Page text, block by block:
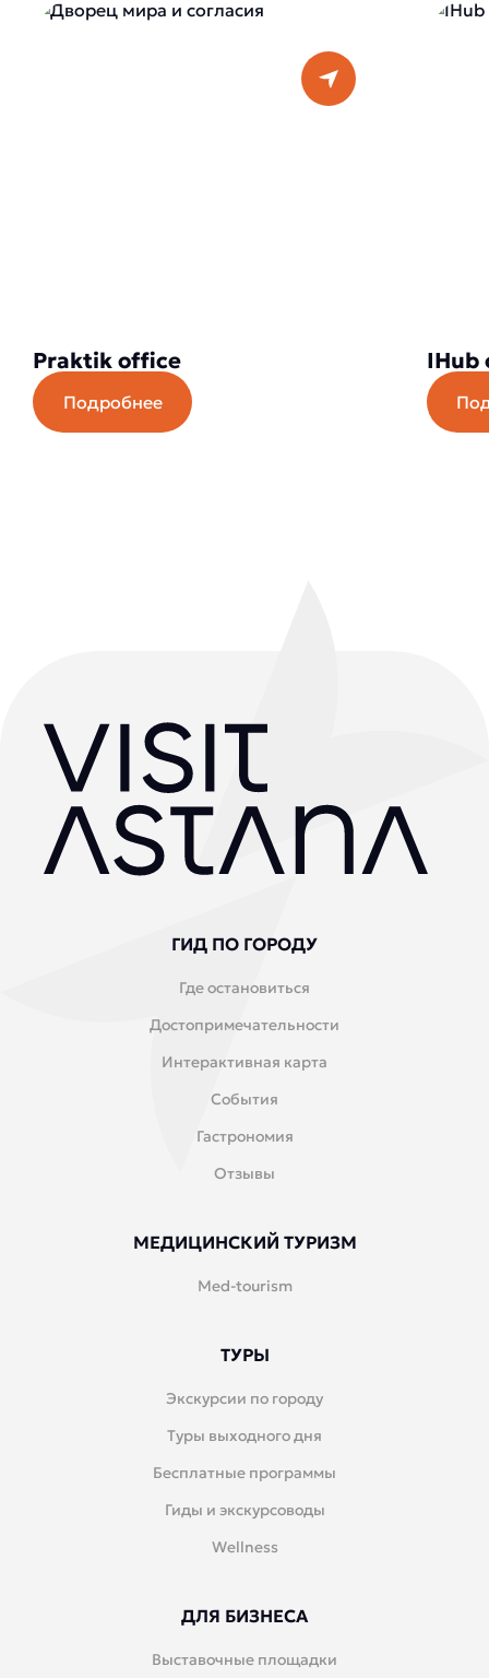
Praktik office
Подробнее
IHub
ГИД ПО ГОРОДУ
Где остановиться
Достопримечательности
Интерактивная карта
События
Гастрономия
Отзывы
МЕДИЦИНСКИЙ ТУРИЗМ
Med-tourism
ТУРЫ
Экскурсии по городу
Туры выходного дня
Бесплатные программы
Гиды и экскурсоводы
Wellness
ДЛЯ БИЗНЕСА
Выставочные площадки